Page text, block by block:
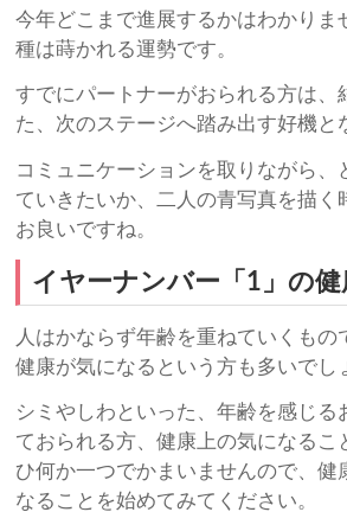
今年どこまで進展するかはわかりま
種は蒔かれる運勢です。
すでにパートナーがおられる方は、
た、次のステージへ踏み出す好機と
コミュニケーションを取りながら、
ていきたいか、二人の青写真を描く
お良いですね。
イヤーナンバー「1」の健
人はかならず年齢を重ねていくもの
健康が気になるという方も多いでし
シミやしわといった、年齢を感じる
ておられる方、健康上の気になるこ
ひ何か一つでかまいませんので、健
なることを始めてみてください。